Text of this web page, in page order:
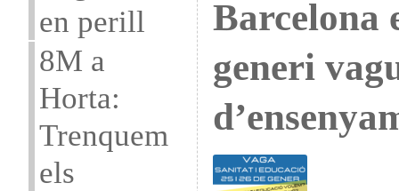
en perill
8M a
Horta:
Trenquem
els
Barcelona
generi